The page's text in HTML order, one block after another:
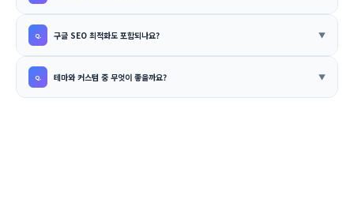
구글 SEO 최적화도 포함되나요?
테마와 커스텀 중 무엇이 좋을까요?